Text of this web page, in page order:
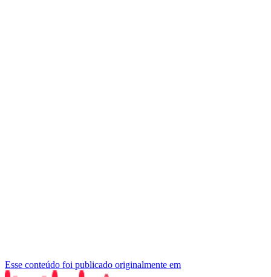
Esse conteúdo foi publicado originalmente em